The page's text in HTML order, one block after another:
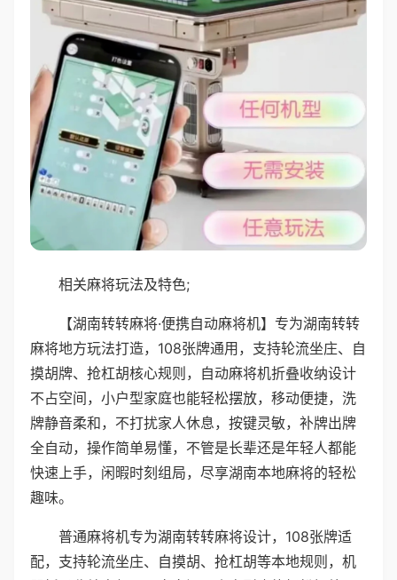
相关麻将玩法及特色;
【湖南转转麻将·便携自动麻将机】专为湖南转转
麻将地方玩法打造，108张牌通用，支持轮流坐庄、自
摸胡牌、抢杠胡核心规则，自动麻将机折叠收纳设计
不占空间，小户型家庭也能轻松摆放，移动便捷，洗
牌静音柔和，不打扰家人休息，按键灵敏，补牌出牌
全自动，操作简单易懂，不管是长辈还是年轻人都能
快速上手，闲暇时刻组局，尽享湖南本地麻将的轻松
趣味。
普通麻将机专为湖南转转麻将设计，108张牌适
配，支持轮流坐庄、自摸胡、抢杠胡等本地规则，机